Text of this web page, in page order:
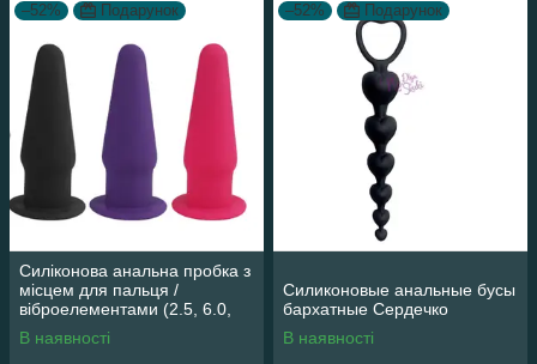
–52% Подарунок
Силіконова анальна пробка з
місцем для пальця /
віброелементами (2.5, 6.0,
Силікон, Бузковий)
В наявності
–52% Подарунок
Силиконовые анальные бусы
бархатные Сердечко
В наявності